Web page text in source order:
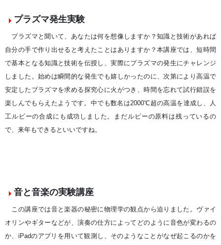
プラズマ発生実験
プラズマと聞いて、あなたは何を想像しますか？知識と技術があれば
自分の手で作り出せると考えたことはありますか？本講座では、短時間
で基本となる知識と技術を伝授し、実際にプラズマの発生にチャレンジ
しました。始めは瞬間的な発生でも嬉しかったのに、次第により高温で
安定したプラズマを求める探究心に火がつき、時間を忘れて試行錯誤を
楽しんでもらえたようです。中でも数名は2000℃超の高温を達成し、人
工ルビーの合成にも成功しました。まだルビーの原料は残っているの
で、来年もできるといいですね。
音と音楽の実験講座
この講座では音と楽器の秘密に物理学の観点から迫りました。ヴァイ
オリンやギターなどが、演奏の仕方によってどのように音色が変わるの
か、iPadのアプリを用いて観測し、そのようなことがなぜ起こるのかを